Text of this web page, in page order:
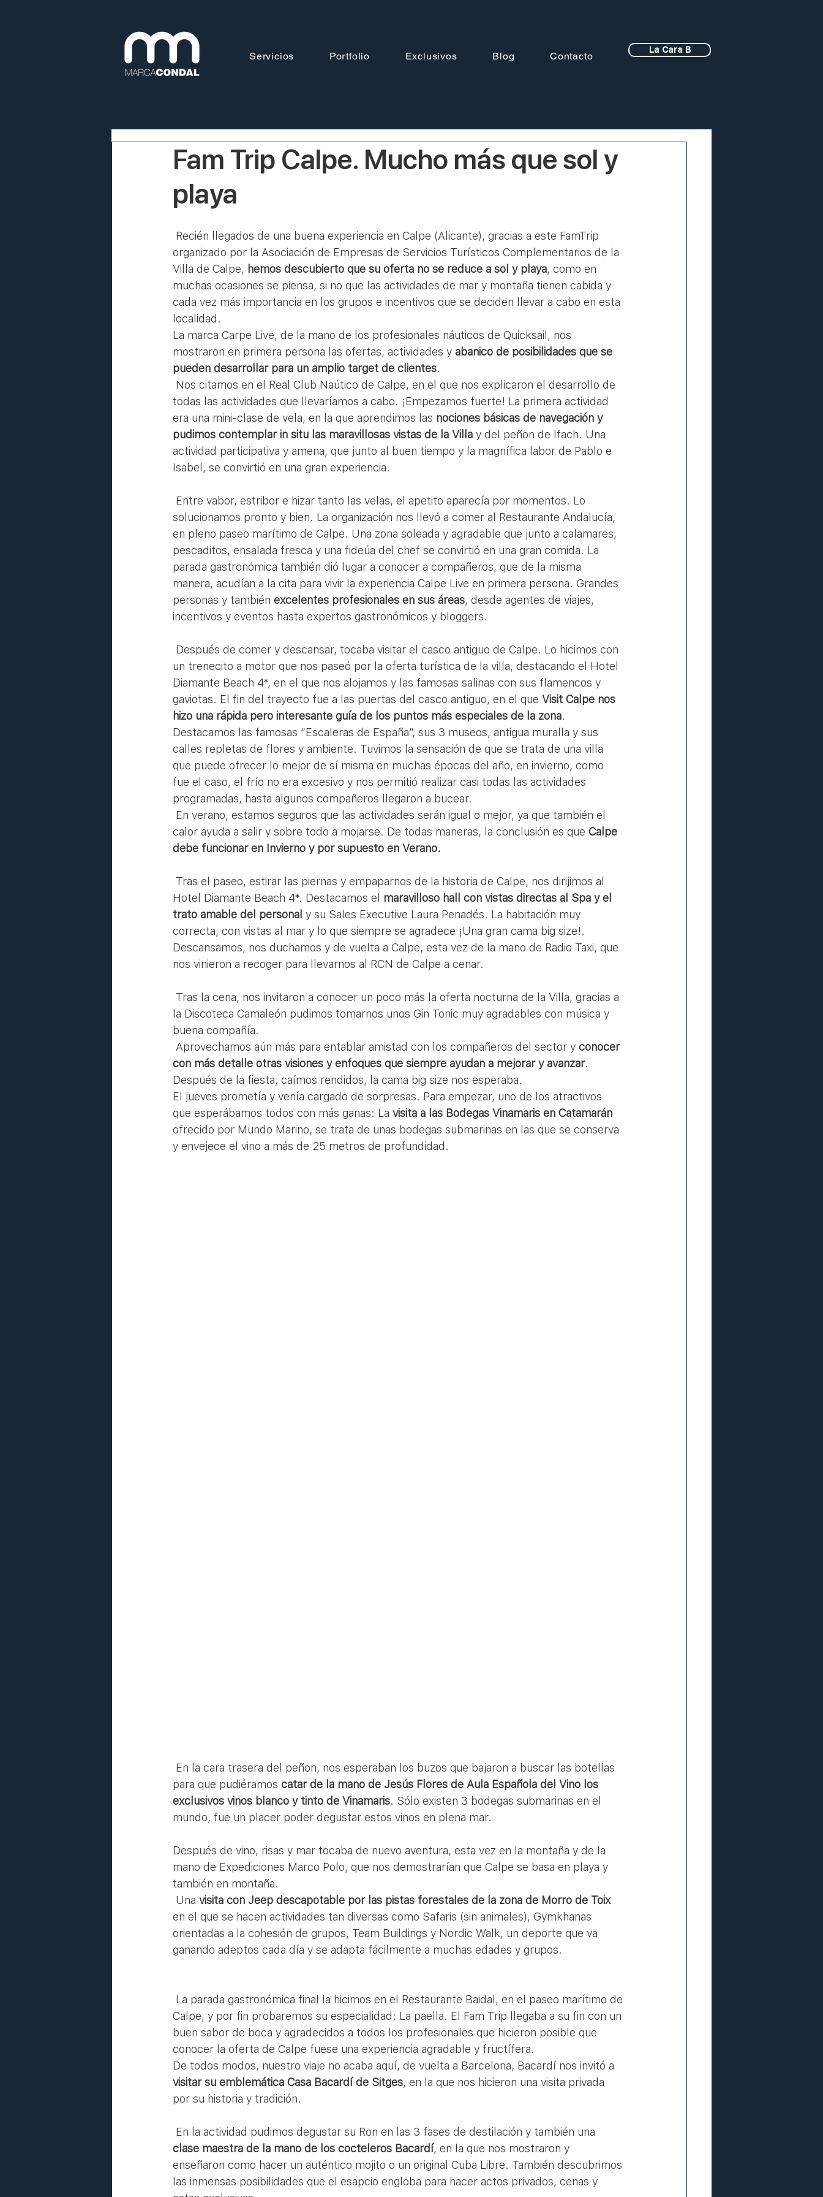
Servicios Portfolio Exclusivos Blog Contacto
La Cara B
Fam Trip Calpe. Mucho más que sol y
playa
organizado por la Asociación de Empresas de Servicios Turísticos Complementarios de la
Villa de Calpe, hemos descubierto que su oferta no se reduce a sol y playa, como en
muchas ocasiones se piensa, si no que las actividades de mar y montaña tienen cabida y
cada vez más importancia en los grupos e incentivos que se deciden llevar a cabo en esta
localidad.
La marca Carpe Live, de la mano de los profesionales náuticos de Quicksail, nos
mostraron en primera persona las ofertas, actividades y abanico de posibilidades que se
pueden desarrollar para un amplio target de clientes.
todas las actividades que llevaríamos a cabo. ¡Empezamos fuerte! La primera actividad
era una mini-clase de vela, en la que aprendimos las nociones básicas de navegación y
pudimos contemplar in situ las maravillosas vistas de la Villa y del peñon de Ifach. Una
actividad participativa y amena, que junto al buen tiempo y la magnífica labor de Pablo e
Isabel, se convirtió en una gran experiencia.
solucionamos pronto y bien. La organización nos llevó a comer al Restaurante Andalucía,
en pleno paseo marítimo de Calpe. Una zona soleada y agradable que junto a calamares,
pescaditos, ensalada fresca y una fideúa del chef se convirtió en una gran comida. La
parada gastronómica también dió lugar a conocer a compañeros, que de la misma
manera, acudían a la cita para vivir la experiencia Calpe Live en primera persona. Grandes
personas y también excelentes profesionales en sus áreas, desde agentes de viajes,
incentivos y eventos hasta expertos gastronómicos y bloggers.
un trenecito a motor que nos paseó por la oferta turística de la villa, destacando el Hotel
Diamante Beach 4*, en el que nos alojamos y las famosas salinas con sus flamencos y
gaviotas. El fin del trayecto fue a las puertas del casco antiguo, en el que Visit Calpe nos
hizo una rápida pero interesante guía de los puntos más especiales de la zona.
Destacamos las famosas “Escaleras de España”, sus 3 museos, antigua muralla y sus
calles repletas de flores y ambiente. Tuvimos la sensación de que se trata de una villa
que puede ofrecer lo mejor de sí misma en muchas épocas del año, en invierno, como
fue el caso, el frío no era excesivo y nos permitió realizar casi todas las actividades
programadas, hasta algunos compañeros llegaron a bucear.
calor ayuda a salir y sobre todo a mojarse. De todas maneras, la conclusión es que Calpe
debe funcionar en Invierno y por supuesto en Verano.
Hotel Diamante Beach 4*. Destacamos el maravilloso hall con vistas directas al Spa y el
trato amable del personal y su Sales Executive Laura Penadés. La habitación muy
correcta, con vistas al mar y lo que siempre se agradece ¡Una gran cama big size!.
Descansamos, nos duchamos y de vuelta a Calpe, esta vez de la mano de Radio Taxi, que
nos vinieron a recoger para llevarnos al RCN de Calpe a cenar.
la Discoteca Camaleón pudimos tomarnos unos Gin Tonic muy agradables con música y
buena compañía.
Aprovechamos aún más para entablar amistad con los compañeros del sector y conocer
con más detalle otras visiones y enfoques que siempre ayudan a mejorar y avanzar.
Después de la fiesta, caímos rendidos, la cama big size nos esperaba.
El jueves prometía y venía cargado de sorpresas. Para empezar, uno de los atractivos
que esperábamos todos con más ganas: La visita a las Bodegas Vinamaris en Catamarán
ofrecido por Mundo Marino, se trata de unas bodegas submarinas en las que se conserva
y envejece el vino a más de 25 metros de profundidad.
para que pudiéramos catar de la mano de Jesús Flores de Aula Española del Vino los
exclusivos vinos blanco y tinto de Vinamaris. Sólo existen 3 bodegas submarinas en el
mundo, fue un placer poder degustar estos vinos en plena mar.
Después de vino, risas y mar tocaba de nuevo aventura, esta vez en la montaña y de la
mano de Expediciones Marco Polo, que nos demostrarían que Calpe se basa en playa y
también en montaña.
Una visita con Jeep descapotable por las pistas forestales de la zona de Morro de Toix
en el que se hacen actividades tan diversas como Safaris (sin animales), Gymkhanas
orientadas a la cohesión de grupos, Team Buildings y Nordic Walk, un deporte que va
ganando adeptos cada día y se adapta fácilmente a muchas edades y grupos.
Calpe, y por fin probaremos su especialidad: La paella. El Fam Trip llegaba a su fin con un
buen sabor de boca y agradecidos a todos los profesionales que hicieron posible que
conocer la oferta de Calpe fuese una experiencia agradable y fructífera.
De todos modos, nuestro viaje no acaba aquí, de vuelta a Barcelona, Bacardí nos invitó a
visitar su emblemática Casa Bacardí de Sitges, en la que nos hicieron una visita privada
por su historia y tradición.
En la actividad pudimos degustar su Ron en las 3 fases de destilación y también una
clase maestra de la mano de los cocteleros Bacardí, en la que nos mostraron y
enseñaron como hacer un auténtico mojito o un original Cuba Libre. También descubrimos
las inmensas posibilidades que el esapcio engloba para hacer actos privados, cenas y